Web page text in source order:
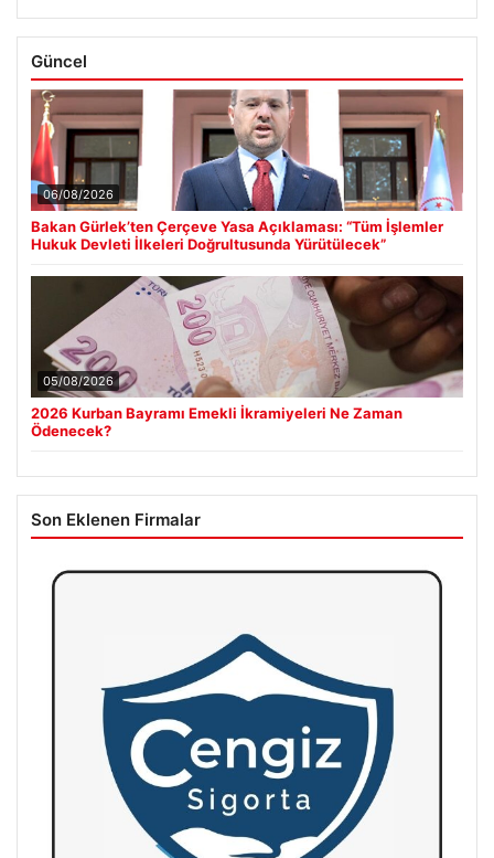
Güncel
06/08/2026
Bakan Gürlek’ten Çerçeve Yasa Açıklaması: “Tüm İşlemler
Hukuk Devleti İlkeleri Doğrultusunda Yürütülecek”
05/08/2026
2026 Kurban Bayramı Emekli İkramiyeleri Ne Zaman
Ödenecek?
Son Eklenen Firmalar